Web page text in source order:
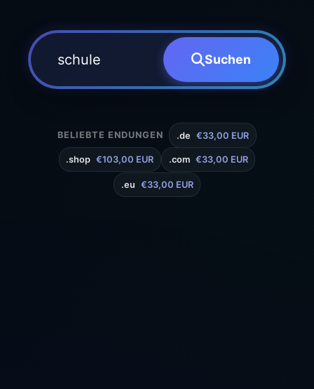
Suchen
BELIEBTE ENDUNGEN .de €33,00 EUR
.shop €103,00 EUR .com €33,00 EUR
.eu €33,00 EUR